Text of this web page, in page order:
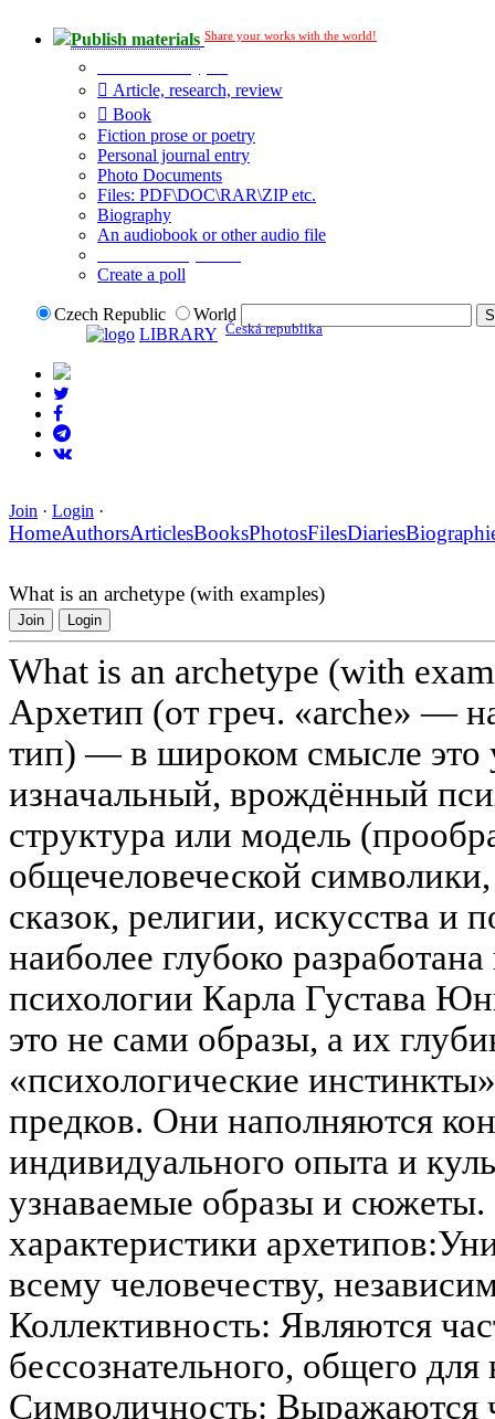
Publish materials Share your works with the world!
Article, research, review
Book
Fiction prose or poetry
Personal journal entry
Photo Documents
Files: PDF\DOC\RAR\ZIP etc.
Biography
An audiobook or other audio file
Create a poll
Czech Republic
World
LIBRARY Česká republika
Join · Login ·
HomeAuthorsArticlesBooksPhotosFilesDiaries
What is an archetype (with examples)
Join Login
What is an archetype (with
Архетип (от греч. «arche» —
тип) — в широком смысле это
изначальный, врождённый
структура или модель
общечеловеческой
сказок, религии, искусства и
наиболее глубоко
психологии Карла Густава
это не сами образы, а их
«психологические
предков. Они наполняются
индивидуального опыта и
узнаваемые образы и
характеристики
всему человечеству,
Коллективность: Являются
бессознательного, общего
Символичность: Выражаются